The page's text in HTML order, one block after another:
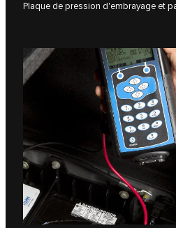
Plaque de pression d'embrayage et